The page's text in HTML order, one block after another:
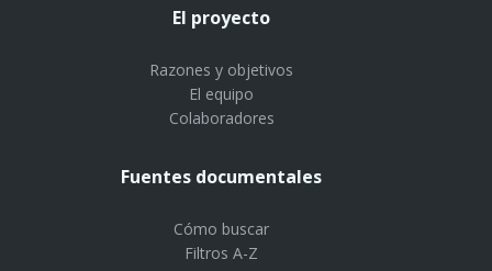
El proyecto
Razones y objetivos
El equipo
Colaboradores
Fuentes documentales
Cómo buscar
Filtros A-Z